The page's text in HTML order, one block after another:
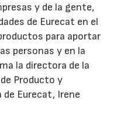
y de la gente,
de Eurecat en el
para aportar
personas y en la
la directora de la
Producto y
Eurecat, Irene